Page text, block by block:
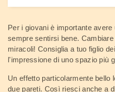
Per i giovani è importante
sempre sentirsi bene.
miracoli! Consiglia a tuo figlio
l'impressione di uno spazio più
Un effetto particolarmente bello
due pareti. Così riesci anche a